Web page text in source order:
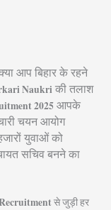
आप बिहार के रहने
Naukriकी तलाश
2025 आपके
चयन आयोग
युवाओं को
सचिव बनने का
से जुड़ी हर